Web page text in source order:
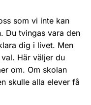
som vi inte kan
Du tvingas vara den
dig i livet. Men
Här väljer du
om. Om skolan
skulle alla elever få